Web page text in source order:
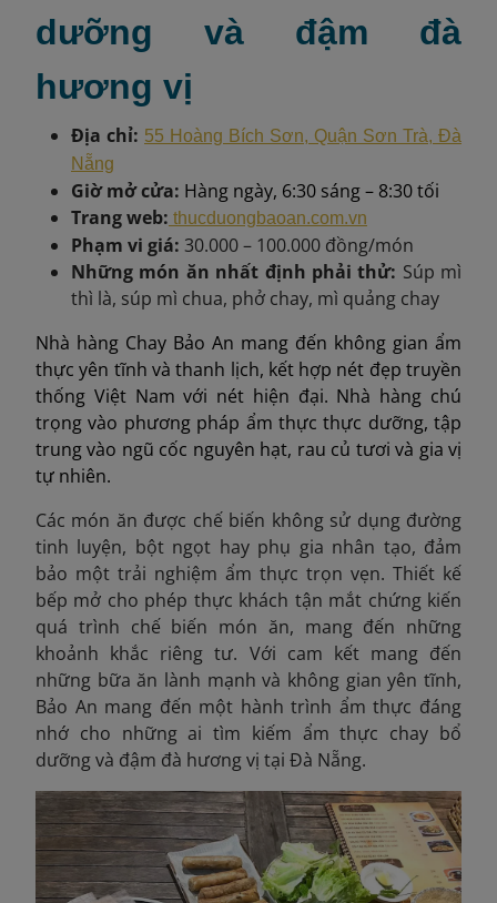
dưỡng và đậm đà
hương vị
Địa chỉ: 55 Hoàng Bích Sơn, Quận Sơn Trà, Đà
Nẵng
Giờ mở cửa: Hàng ngày, 6:30 sáng – 8:30 tối
Trang web: thucduongbaoan.com.vn
Phạm vi giá: 30.000 – 100.000 đồng/món
Những món ăn nhất định phải thử: Súp mì
thì là, súp mì chua, phở chay, mì quảng chay
Nhà hàng Chay Bảo An mang đến không gian ẩm
thực yên tĩnh và thanh lịch, kết hợp nét đẹp truyền
thống Việt Nam với nét hiện đại. Nhà hàng chú
trọng vào phương pháp ẩm thực thực dưỡng, tập
trung vào ngũ cốc nguyên hạt, rau củ tươi và gia vị
tự nhiên.
Các món ăn được chế biến không sử dụng đường
tinh luyện, bột ngọt hay phụ gia nhân tạo, đảm
bảo một trải nghiệm ẩm thực trọn vẹn. Thiết kế
bếp mở cho phép thực khách tận mắt chứng kiến
quá trình chế biến món ăn, mang đến những
khoảnh khắc riêng tư. Với cam kết mang đến
những bữa ăn lành mạnh và không gian yên tĩnh,
Bảo An mang đến một hành trình ẩm thực đáng
nhớ cho những ai tìm kiếm ẩm thực chay bổ
dưỡng và đậm đà hương vị tại Đà Nẵng.